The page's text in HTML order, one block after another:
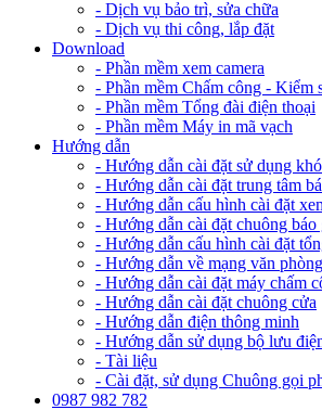
- Dịch vụ bảo trì, sửa chữa
- Dịch vụ thi công, lắp đặt
Download
- Phần mềm xem camera
- Phần mềm Chấm công - Kiểm
- Phần mềm Tổng đài điện thoại
- Phần mềm Máy in mã vạch
Hướng dẫn
- Hướng dẫn cài đặt sử dụng
- Hướng dẫn cài đặt trung tâm
- Hướng dẫn cấu hình cài đặt
- Hướng dẫn cài đặt chuông báo
- Hướng dẫn cấu hình cài đặt
- Hướng dẫn về mạng văn
- Hướng dẫn cài đặt máy chấm
- Hướng dẫn cài đặt chuông cửa
- Hướng dẫn điện thông minh
- Hướng dẫn sử dụng bộ lưu
- Tài liệu
- Cài đặt, sử dụng Chuông gọi
0987 982 782